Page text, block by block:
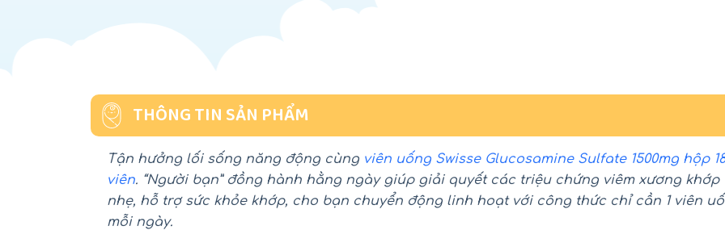
THÔNG TIN SẢN PHẨM
Tận hưởng lối sống năng động cùng viên uống Swisse Glucosamine Sulfate 1500mg hộp
viên. “Người bạn” đồng hành hằng ngày giúp giải quyết các triệu chứng viêm xương khớp
nhẹ, hỗ trợ sức khỏe khớp, cho bạn chuyển động linh hoạt với công thức chỉ cần 1 viên
mỗi ngày.